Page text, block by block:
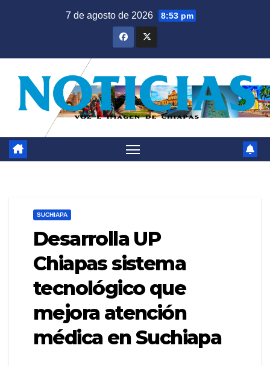
7 de agosto de 2026 8:53 pm
SUCHIAPA
Desarrolla UP
Chiapas sistema
tecnológico que
mejora atención
médica en Suchiapa